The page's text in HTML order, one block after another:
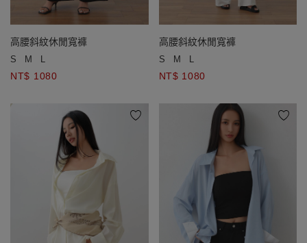
高腰斜紋休閒寬褲
S M L
NT$ 1080
高腰斜紋休閒寬褲
S M L
NT$ 1080